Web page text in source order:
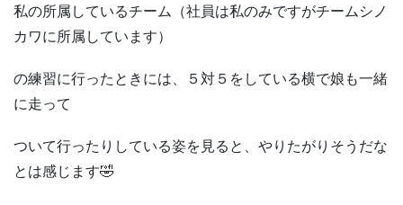
私の所属しているチーム（社員は私のみですがチームシノ
カワに所属しています）
の練習に行ったときには、５対５をしている横で娘も一緒
に走って
ついて行ったりしている姿を見ると、やりたがりそうだな
とは感じます🤣